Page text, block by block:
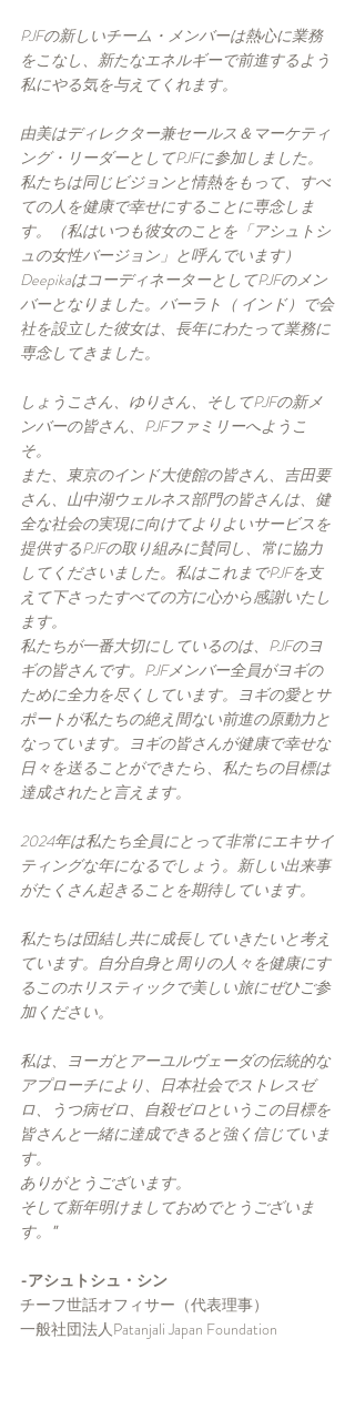
PJFの新しいチーム・メンバーは熱心に業務
をこなし、新たなエネルギーで前進するよう
私にやる気を与えてくれます。
由美はディレクター兼セールス＆マーケティ
ング・リーダーとしてPJFに参加しました。
私たちは同じビジョンと情熱をもって、すべ
ての人を健康で幸せにすることに専念しま
す。（私はいつも彼女のことを「アシュトシ
ュの女性バージョン」と呼んでいます）
DeepikaはコーディネーターとしてPJFのメン
バーとなりました。バーラト（ インド）で会
社を設立した彼女は、長年にわたって業務に
専念してきました。
しょうこさん、ゆりさん、そしてPJFの新メ
ンバーの皆さん、PJFファミリーへようこ
そ。
また、東京のインド大使館の皆さん、吉田要
さん、山中湖ウェルネス部門の皆さんは、健
全な社会の実現に向けてよりよいサービスを
提供するPJFの取り組みに賛同し、常に協力
してくださいました。私はこれまでPJFを支
えて下さったすべての方に心から感謝いたし
ます。
私たちが一番大切にしているのは、PJFのヨ
ギの皆さんです。PJFメンバー全員がヨギの
ために全力を尽くしています。ヨギの愛とサ
ポートが私たちの絶え間ない前進の原動力と
なっています。ヨギの皆さんが健康で幸せな
日々を送ることができたら、私たちの目標は
達成されたと言えます。
2024年は私たち全員にとって非常にエキサイ
ティングな年になるでしょう。新しい出来事
がたくさん起きることを期待しています。
私たちは団結し共に成長していきたいと考え
ています。自分自身と周りの人々を健康にす
るこのホリスティックで美しい旅にぜひご参
加ください。
私は、ヨーガとアーユルヴェーダの伝統的な
アプローチにより、日本社会でストレスゼ
ロ、うつ病ゼロ、自殺ゼロというこの目標を
皆さんと一緒に達成できると強く信じていま
す。
ありがとうございます。
そして新年明けましておめでとうございま
す。 "
-アシュトシュ・シン
チーフ世話オフィサー（代表理事）
一般社団法人Patanjali Japan Foundation